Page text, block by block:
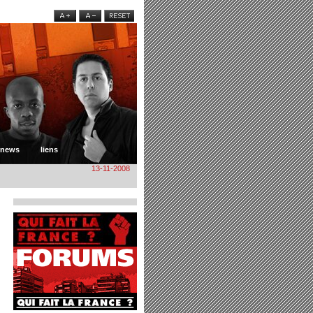
news liens
13-11-2008